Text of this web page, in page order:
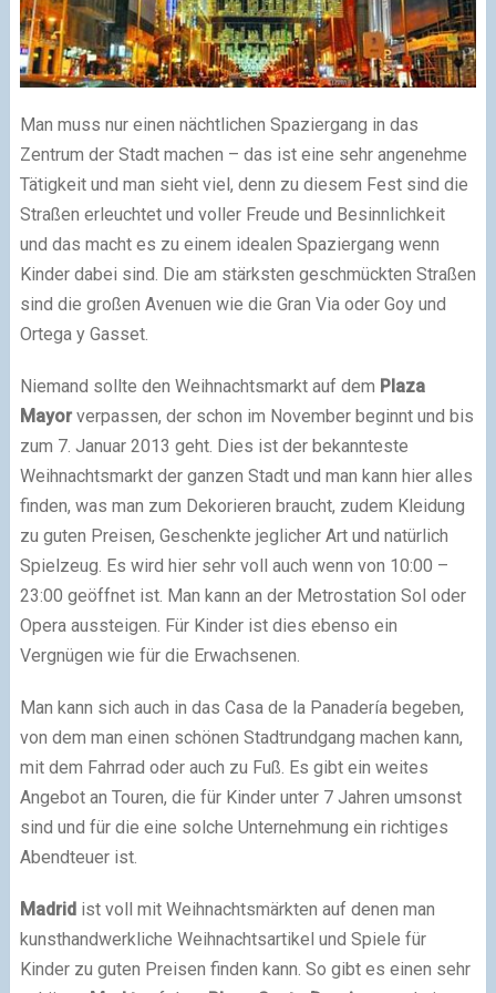
Man muss nur einen nächtlichen Spaziergang in das
Zentrum der Stadt machen – das ist eine sehr angenehme
Tätigkeit und man sieht viel, denn zu diesem Fest sind die
Straßen erleuchtet und voller Freude und Besinnlichkeit
und das macht es zu einem idealen Spaziergang wenn
Kinder dabei sind. Die am stärksten geschmückten Straßen
sind die großen Avenuen wie die Gran Via oder Goy und
Ortega y Gasset.
Niemand sollte den Weihnachtsmarkt auf dem Plaza
Mayorverpassen, der schon im November beginnt und bis
zum 7. Januar 2013 geht. Dies ist der bekannteste
Weihnachtsmarkt der ganzen Stadt und man kann hier alles
finden, was man zum Dekorieren braucht, zudem Kleidung
zu guten Preisen, Geschenkte jeglicher Art und natürlich
Spielzeug. Es wird hier sehr voll auch wenn von 10:00 –
23:00 geöffnet ist. Man kann an der Metrostation Sol oder
Opera aussteigen. Für Kinder ist dies ebenso ein
Vergnügen wie für die Erwachsenen.
Man kann sich auch in das Casa de la Panadería begeben,
von dem man einen schönen Stadtrundgang machen kann,
mit dem Fahrrad oder auch zu Fuß. Es gibt ein weites
Angebot an Touren, die für Kinder unter 7 Jahren umsonst
sind und für die eine solche Unternehmung ein richtiges
Abendteuer ist.
Madrid ist voll mit Weihnachtsmärkten auf denen man
kunsthandwerkliche Weihnachtsartikel und Spiele für
Kinder zu guten Preisen finden kann. So gibt es einen sehr